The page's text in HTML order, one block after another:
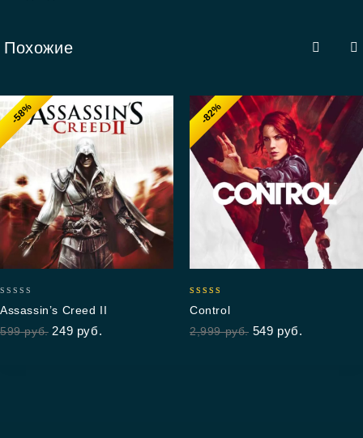
Похожие
-58%
out
of
Assassin’s Creed II
599руб. 249 руб.
-82%
out of 5
Control
2,999руб. 549 руб.